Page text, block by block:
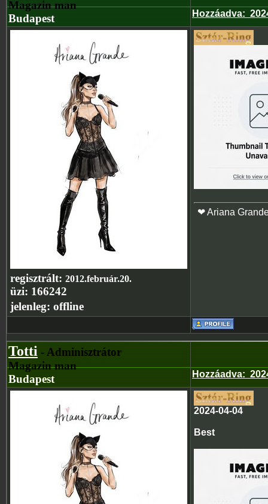
Magazin man
Budapest
Hozzáadva:
regisztrált: 2012.február.20.
üzi: 166242
jelenleg: offline
❤ Ariana
Totti- Adminisztrátor
Magazin man
Budapest
Hozzáadva:
2024-04-04
Best